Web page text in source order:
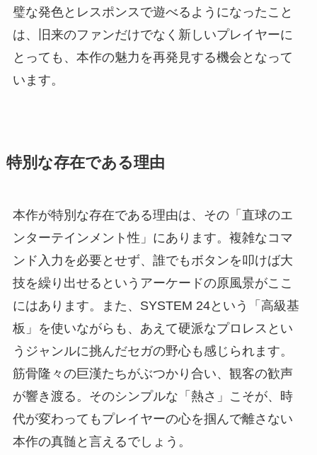
璧な発色とレスポンスで遊べるようになったこと
は、旧来のファンだけでなく新しいプレイヤーに
とっても、本作の魅力を再発見する機会となって
います。
特別な存在である理由
本作が特別な存在である理由は、その「直球のエ
ンターテインメント性」にあります。複雑なコマ
ンド入力を必要とせず、誰でもボタンを叩けば大
技を繰り出せるというアーケードの原風景がここ
にはあります。また、SYSTEM 24という「高級基
板」を使いながらも、あえて硬派なプロレスとい
うジャンルに挑んだセガの野心も感じられます。
筋骨隆々の巨漢たちがぶつかり合い、観客の歓声
が響き渡る。そのシンプルな「熱さ」こそが、時
代が変わってもプレイヤーの心を掴んで離さない
本作の真髄と言えるでしょう。